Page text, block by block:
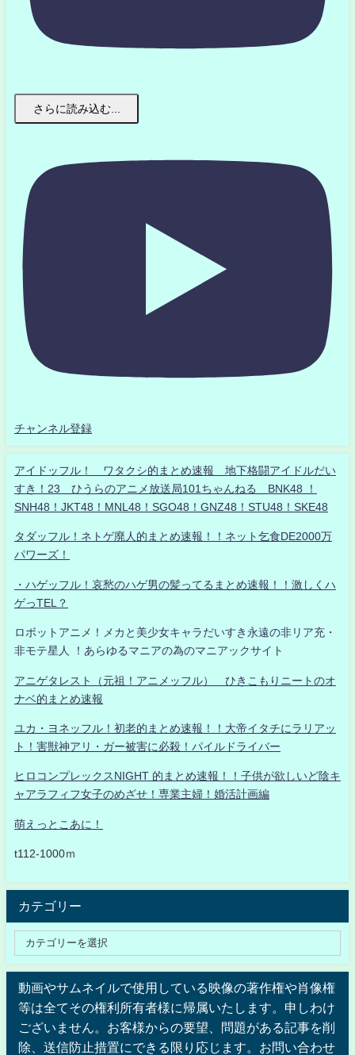
さらに読み込む...
チャンネル登録
アイドッフル！ ワタクシ的まとめ速報 地下格闘アイドルだい
すき！23 ひうらのアニメ放送局101ちゃんねる BNK48 ！
SNH48！JKT48！MNL48！SGO48！GNZ48！STU48！SKE48
タダッフル！ネトゲ廃人的まとめ速報！！ネット乞食DE2000万
パワーズ！
・ハゲッフル！哀愁のハゲ男の髪ってるまとめ速報！！激しくハ
ゲっTEL？
ロボットアニメ！メカと美少女キャラだいすき永遠の非リア充・
非モテ星人 ！あらゆるマニアの為のマニアックサイト
アニゲタレスト（元祖！アニメッフル） ひきこもりニートのオ
ナベ的まとめ速報
ユカ・ヨネッフル！初老的まとめ速報！！大帝イタチにラリアッ
ト！害獣神アリ・ガー被害に必殺！パイルドライバー
ヒロコンプレックスNIGHT 的まとめ速報！！子供が欲しいど陰キ
ャアラフィフ女子のめざせ！専業主婦！婚活計画編
萌えっとこあに！
t112-1000ｍ
カテゴリー
動画やサムネイルで使用している映像の著作権や肖像権
等は全てその権利所有者様に帰属いたします。申しわけ
ございません。お客様からの要望、問題がある記事を削
除、送信防止措置にできる限り応じます。お問い合わせ